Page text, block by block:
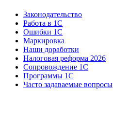
Законодательство
Работа в 1С
Ошибки 1С
Маркировка
Наши доработки
Налоговая реформа 2026
Сопровождение 1С
Программы 1С
Часто задаваемые вопросы